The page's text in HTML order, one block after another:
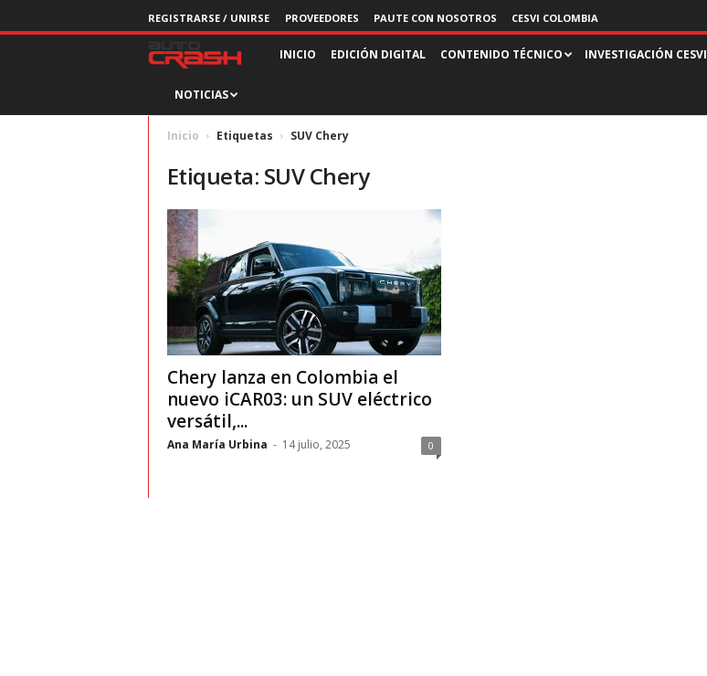
REGISTRARSE / UNIRSE PROVEEDORES PAUTE CON NOSOTROS CESVI COLOMBIA
v
i
t
A
u
INICIO EDICIÓN DIGITAL CONTENIDO TÉCNICO INVESTIGACIÓN CESVI
NOTICIAS
Inicio Etiquetas SUV Chery
Etiqueta: SUV Chery
Chery lanza en Colombia el
nuevo iCAR03: un SUV eléctrico
versátil,...
Ana María Urbina - 14 julio, 2025 0